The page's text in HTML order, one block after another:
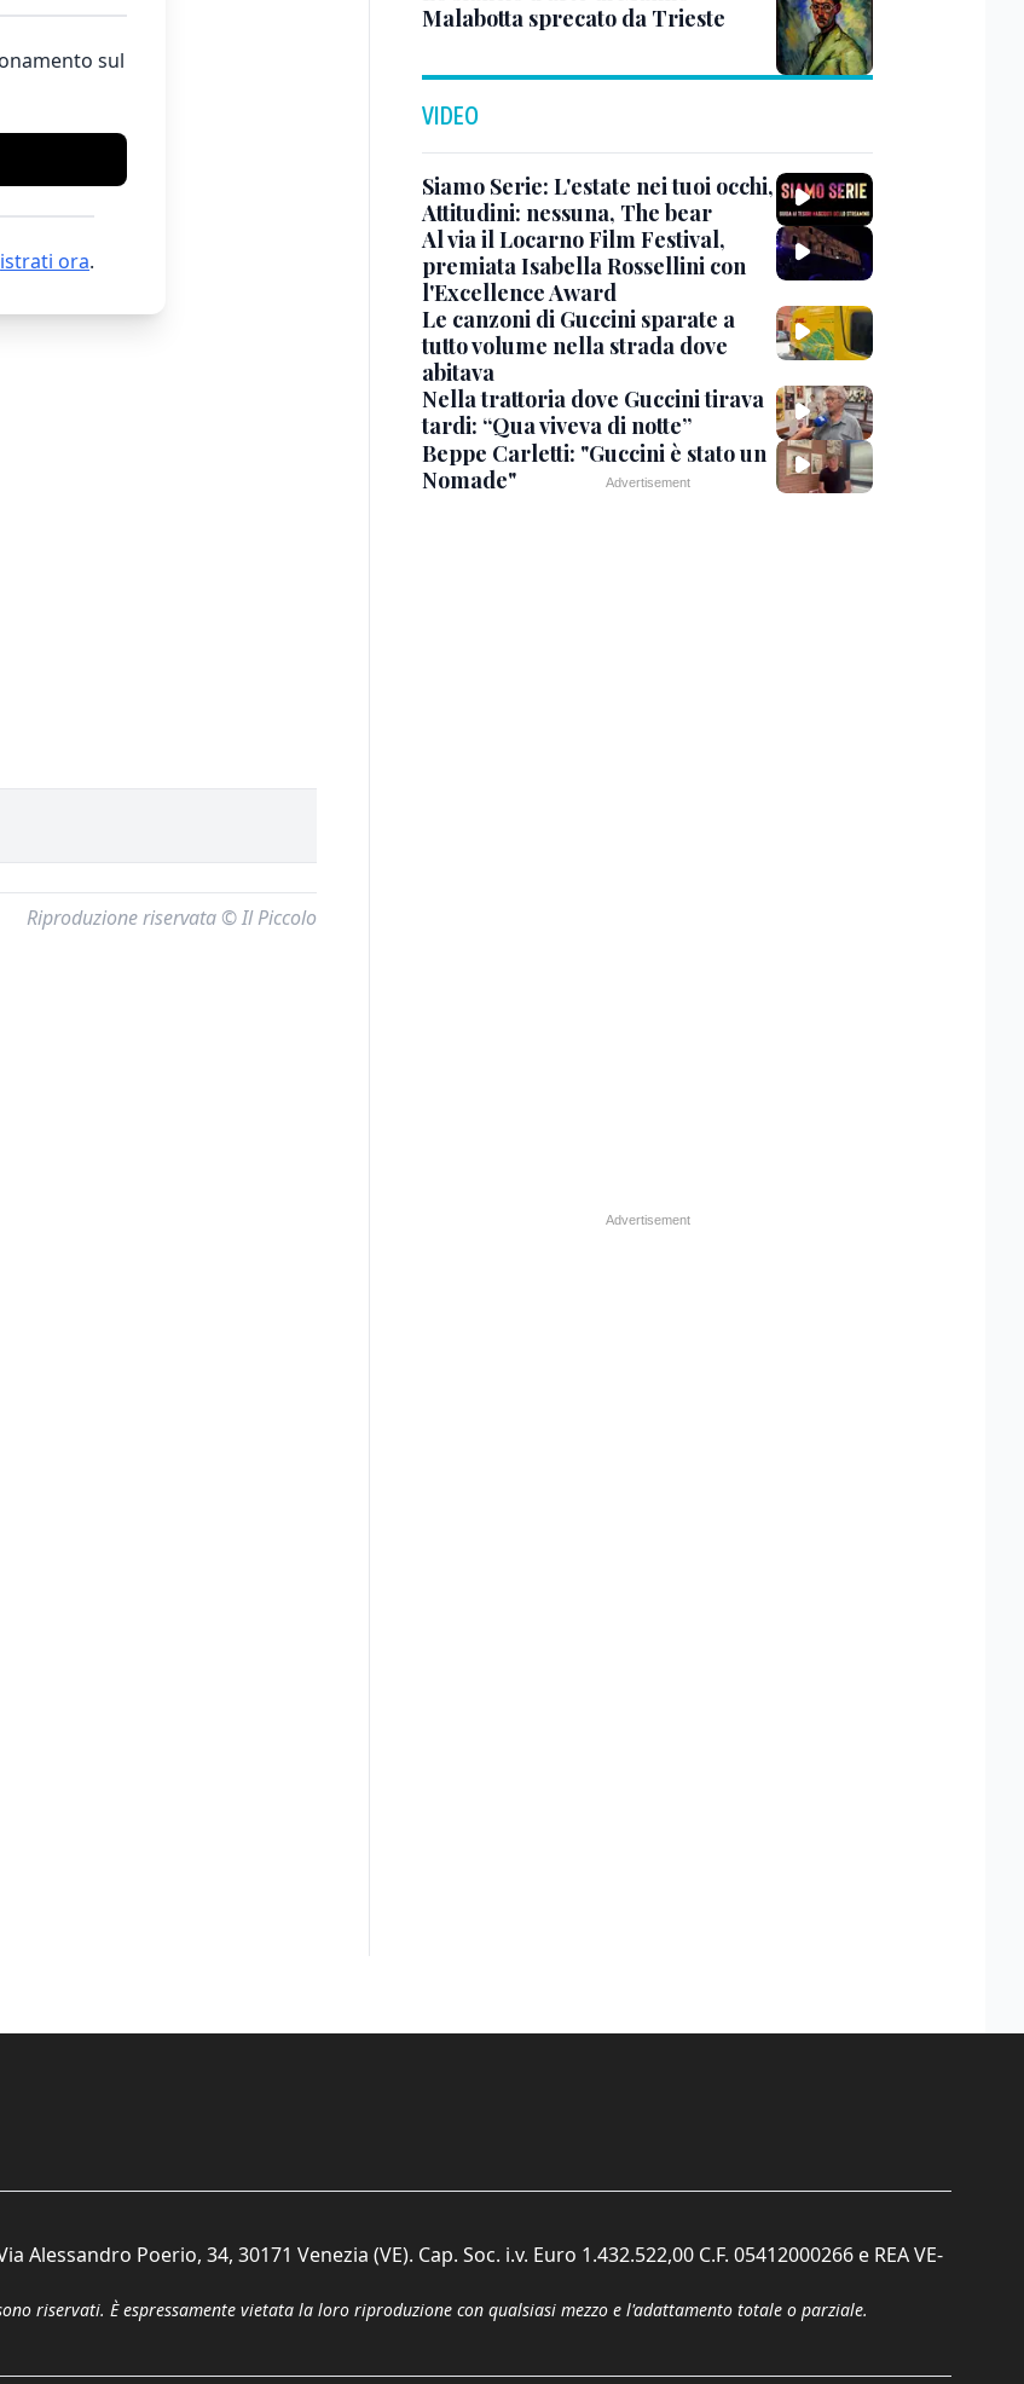
sul
ora.
Riproduzione riservata © Il Piccolo
Malabotta sprecato da Trieste
VIDEO
Siamo Serie: L'estate nei tuoi occhi,
Attitudini: nessuna, The bear
Al via il Locarno Film Festival,
premiata Isabella Rossellini con
l'Excellence Award
Le canzoni di Guccini sparate a
tutto volume nella strada dove
abitava
Nella trattoria dove Guccini tirava
tardi: “Qua viveva di notte”
Beppe Carletti: "Guccini è stato un
Nomade"
Alessandro Poerio, 34, 30171 Venezia (VE). Cap. Soc. i.v. Euro 1.432.522,00 C.F. 05412000266 e REA VE-
riservati. È espressamente vietata la loro riproduzione con qualsiasi mezzo e l'adattamento totale o parziale.